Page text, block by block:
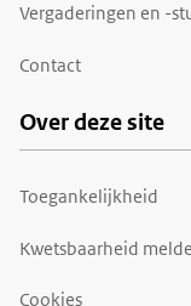
Vergaderingen en -
Contact
Over deze site
Toegankelijkheid
Kwetsbaarheid
Cookies